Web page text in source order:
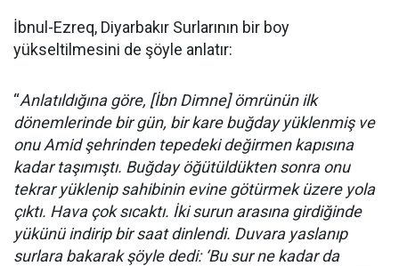
İbnul-Ezreq, Diyarbakır Surlarının bir boy
yükseltilmesini de şöyle anlatır:
“Anlatıldığına göre, [İbn Dimne] ömrünün ilk
dönemlerinde bir gün, bir kare buğday yüklenmiş ve
onu Amid şehrinden tepedeki değirmen kapısına
kadar taşımıştı. Buğday öğütüldükten sonra onu
tekrar yüklenip sahibinin evine götürmek üzere yola
çıktı. Hava çok sıcaktı. İki surun arasına girdiğinde
yükünü indirip bir saat dinlendi. Duvara yaslanıp
surlara bakarak şöyle dedi: ‘Bu sur ne kadar da